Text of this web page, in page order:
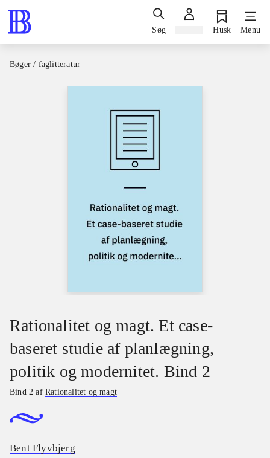
Søg Husk Menu
Bøger / faglitteratur
Rationalitet og magt. Et case-
baseret studie af planlægning,
politik og modernitet. Bind 2
Bind 2 afRationalitet og magt
Bent Flyvbjerg